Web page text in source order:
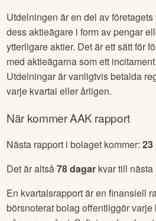
Utdelningen är en del av
dess aktieägare i form av pengar
ytterligare aktier. Det är ett sätt för
med aktieägarna som ett
Utdelningar är vanligtvis betalda
varje kvartal eller årligen.
När kommerAAKrapport
Nästa rapport i bolaget kommer:23
Det är altså78dagar kvar till
En kvartalsrapport är en finansiell
börsnoterat bolag offentliggör